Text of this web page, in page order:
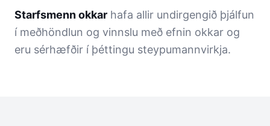
Starfsmenn okkar hafa allir undirgengið þjálfun
í meðhöndlun og vinnslu með efnin okkar og
eru sérhæfðir í þéttingu steypumannvirkja.